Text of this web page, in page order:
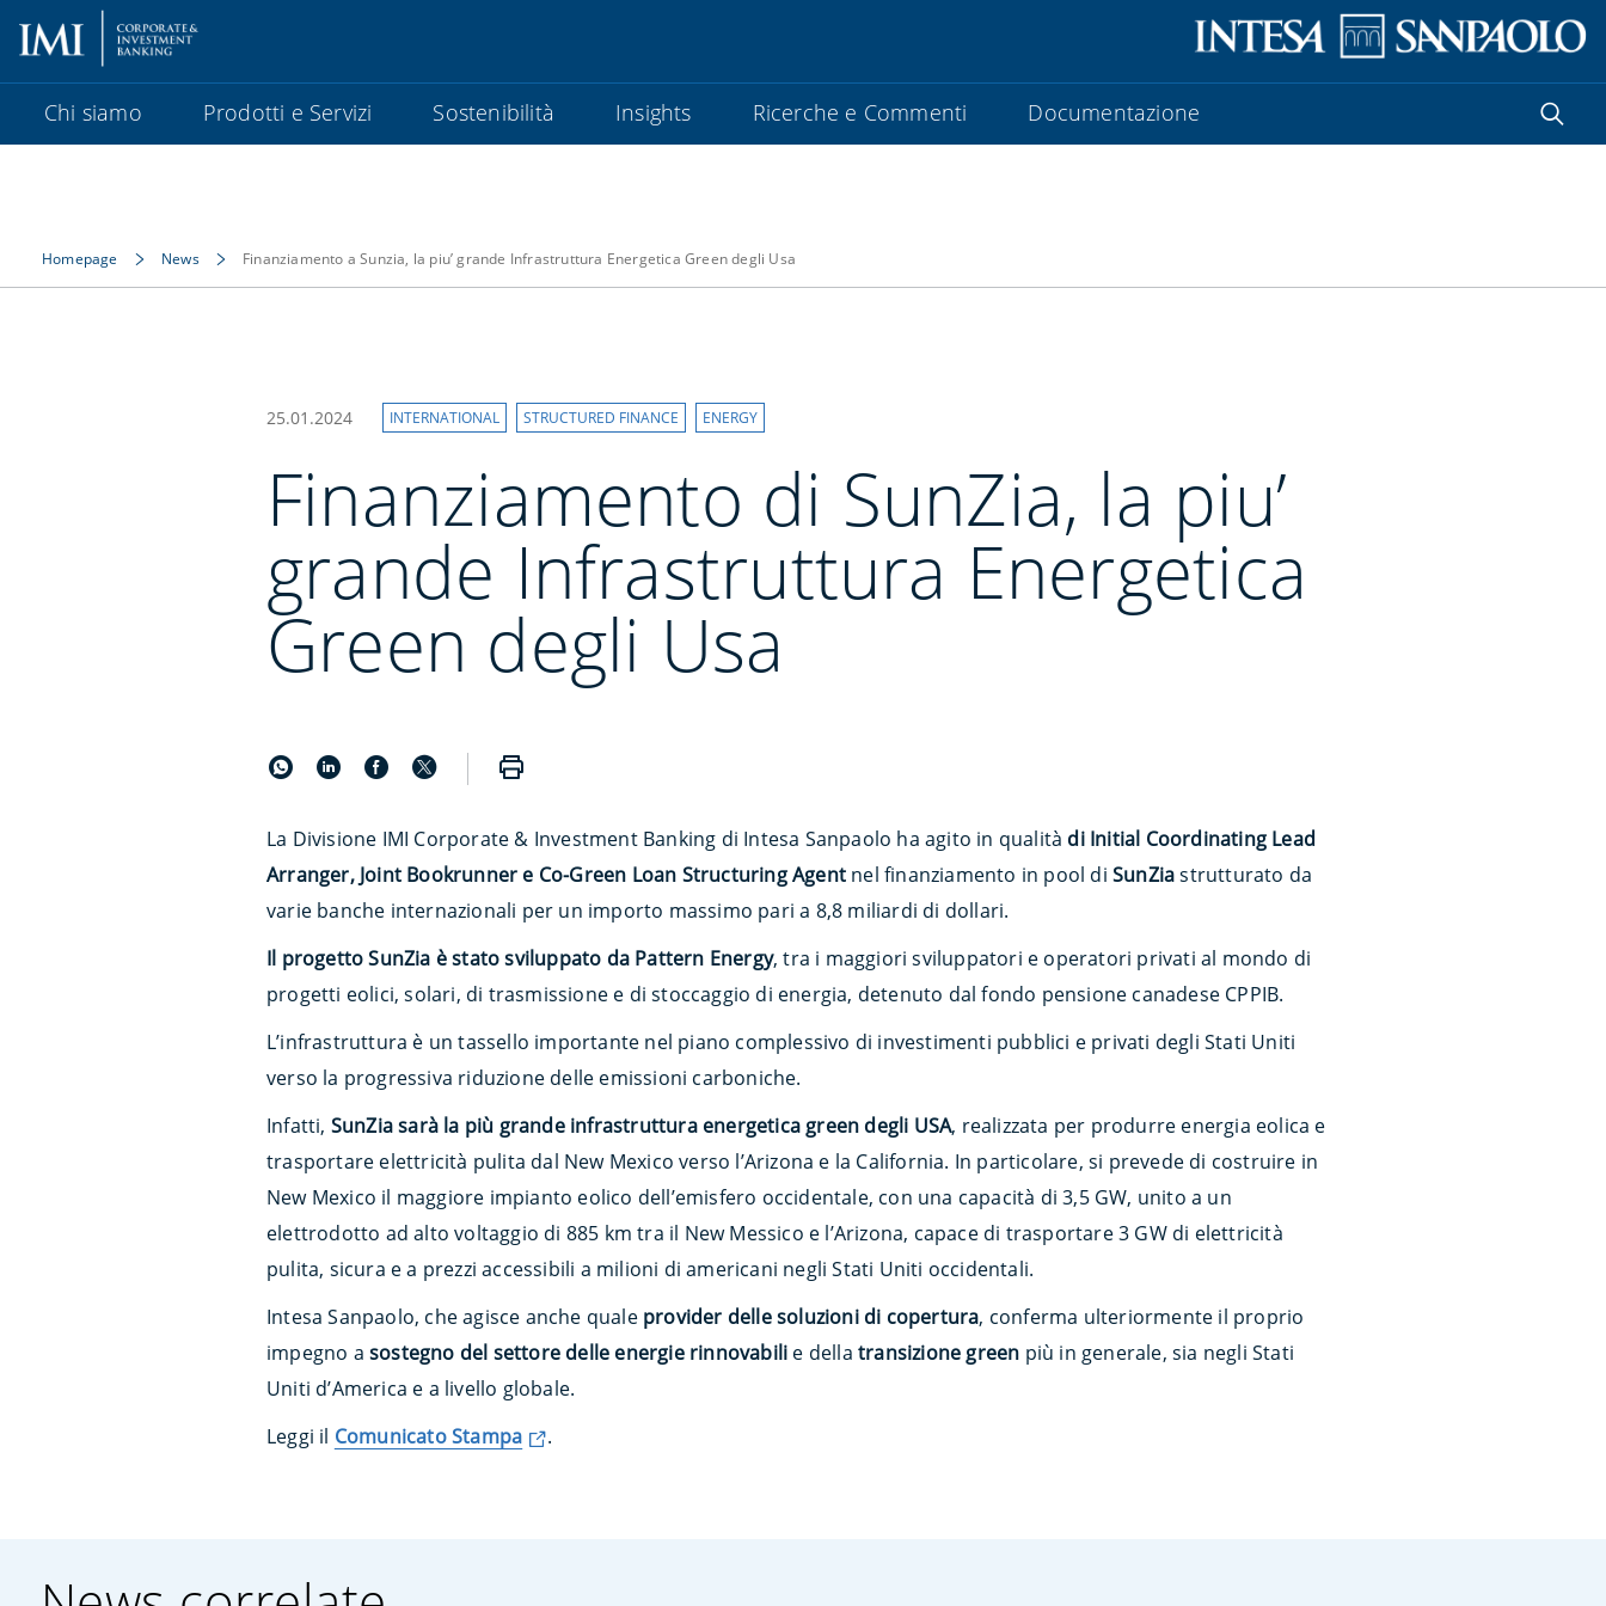
Chi siamo Prodotti e Servizi Sostenibilità Insights Ricerche e Commenti Documentazione
Homepage News Finanziamento a Sunzia, la piu’ grande Infrastruttura Energetica Green degli Usa
25.01.2024 INTERNATIONAL STRUCTURED FINANCE ENERGY
Finanziamento di SunZia, la piu’
grande Infrastruttura Energetica
Green degli Usa
La Divisione IMI Corporate & Investment Banking di Intesa Sanpaolo ha agito in qualità di Initial Coordinating Lead
Arranger, Joint Bookrunner e Co-Green Loan Structuring Agent nel finanziamento in pool diSunZiastrutturato da
varie banche internazionali per un importo massimo pari a 8,8 miliardi di dollari.
Il progetto SunZia è stato sviluppato da Pattern Energy, tra i maggiori sviluppatori e operatori privati al mondo di
progetti eolici, solari, di trasmissione e di stoccaggio di energia, detenuto dal fondo pensione canadese CPPIB.
L’infrastruttura è un tassello importante nel piano complessivo di investimenti pubblici e privati degli Stati Uniti
verso la progressiva riduzione delle emissioni carboniche.
Infatti, SunZia sarà la più grande infrastruttura energetica green degli USA, realizzata per produrre energia eolica e
trasportare elettricità pulita dal New Mexico verso l’Arizona e la California. In particolare, si prevede di costruire in
New Mexico il maggiore impianto eolico dell’emisfero occidentale, con una capacità di 3,5 GW, unito a un
elettrodotto ad alto voltaggio di 885 km tra il New Messico e l’Arizona, capace di trasportare 3 GW di elettricità
pulita, sicura e a prezzi accessibili a milioni di americani negli Stati Uniti occidentali.
Intesa Sanpaolo, che agisce anche quale provider delle soluzioni di copertura, conferma ulteriormente il proprio
impegno a sostegno del settore delle energie rinnovabili e dellatransizione green più in generale, sia negli Stati
Uniti d’America e a livello globale.
Leggi il Comunicato Stampa .